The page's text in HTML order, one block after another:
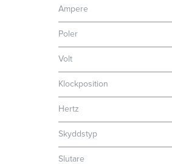
Ampere
Poler
Volt
Klockposition
Hertz
Skyddstyp
Slutare